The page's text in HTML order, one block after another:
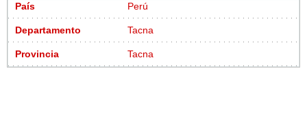
País Perú
Departamento Tacna
Provincia Tacna